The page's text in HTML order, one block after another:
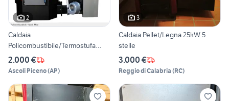
2
Caldaia
Policombustibile/Termostufa
legna e pellet
2.000 €
Ascoli Piceno(AP)
3
Caldaia Pellet/Legna 25kW 5
stelle
3.000 €
Reggio di Calabria (RC)